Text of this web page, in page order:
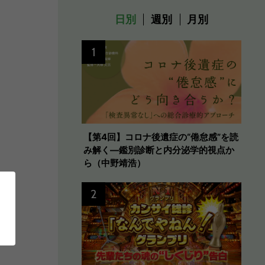
日別 週別 月別
【第4回】コロナ後遺症の“倦怠感”を読
み解く―鑑別診断と内分泌学的視点か
ら（中野靖浩）
1
2